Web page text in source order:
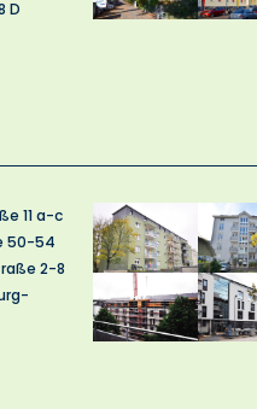
D
11 a-c
50-54
2-8